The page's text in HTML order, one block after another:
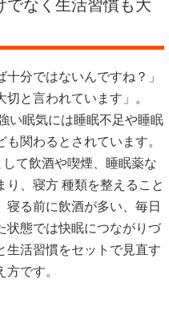
でなく生活習慣も大
分ではないんですね？」
と言われています」。
い眠気には睡眠不足や睡眠
関わるとされています。
て飲酒や喫煙、睡眠薬な
り、寝方 種類を整えること
寝る前に飲酒が多い、毎日
状態では快眠につながりづ
生活習慣をセットで見直す
です。